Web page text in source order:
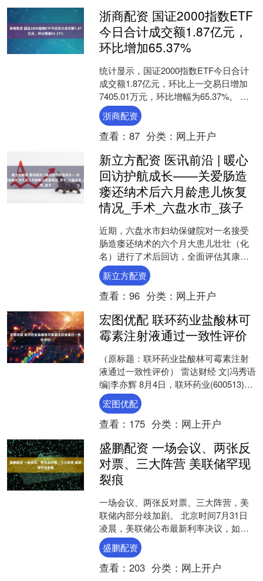
浙商配资 国证2000指数ETF
今日合计成交额1.87亿元，
环比增加65.37%
统计显示，国证2000指数ETF今日合计
成交额1.87亿元，环比上一交易日增加
7405.01万元，环比增幅为65.37%。 具
体来看，万家国证2000ETF（1....
浙商配资
查看： 87 分类： 网上开户
新立方配资 医讯前沿 | 暖心
回访护航成长——关爱肠造
瘘还纳术后六月龄患儿恢复
情况_手术_六盘水市_孩子
近期，六盘水市妇幼保健院对一名接受
肠造瘘还纳术的六个月大患儿壮壮（化
名）进行了术后回访，全面评估其康复
状况，为后续健康管理提供科学依据。
别人的“半岁”是一帆风....
新立方配资
查看： 96 分类： 网上开户
宏图优配 联环药业盐酸林可
霉素注射液通过一致性评价
（原标题：联环药业盐酸林可霉素注射
液通过一致性评价） 雷达财经 文|冯秀语
编|李亦辉 8月4日，联环药业(600513)公
告，公司控股子公司新乡常乐制药有限
责....
宏图优配
查看： 175 分类： 网上开户
盛鹏配资 一场会议、两张反
对票、三大阵营 美联储罕现
裂痕
一场会议、两张反对票、三大阵营，美
联储内部分歧加剧。 北京时间7月31日
凌晨，美联储公布最新利率决议，如期
将联邦基金利率目标区间维持在4.25%至
4.50%之间....
盛鹏配资
查看： 203 分类： 网上开户